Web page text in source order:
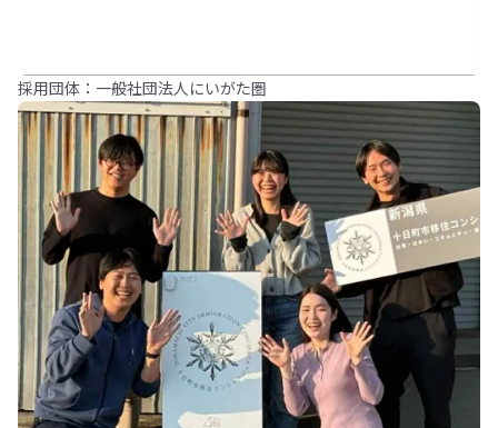
採用団体：一般社団法人にいがた圏